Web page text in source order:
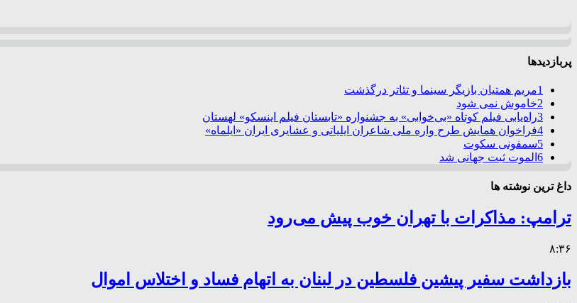
پربازدیدها
1مریم همتیان بازیگر سینما و تئاتر درگذشت
2خاموش نمی شود
3راه‌یابی فیلم کوتاه «بی‌خوابی» به جشنواره «تابستان فیلم اینسکو» لهستان
4فراخوان همایش طرح واره ملی شاعران ایلیاتی و عشایری ایران «ایلماه»
5سمفونی سکوت
6 الموت ثبت جهانی شد
داغ ترین نوشته ها
ترامپ: مذاکرات با تهران خوب پیش می‌رود
۸:۳۶
بازداشت سفیر پیشین فلسطین در لبنان به اتهام فساد و اختلاس اموال